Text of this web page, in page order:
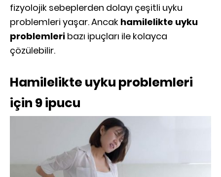
fizyolojik sebeplerden dolayı çeşitli uyku
problemleri yaşar. Ancak hamilelikte uyku
problemleri bazı ipuçları ile kolayca
çözülebilir.
Hamilelikte uyku problemleri
için 9 ipucu